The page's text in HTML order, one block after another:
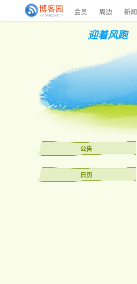
会员 周边 新闻
迎着风跑
公告
日历